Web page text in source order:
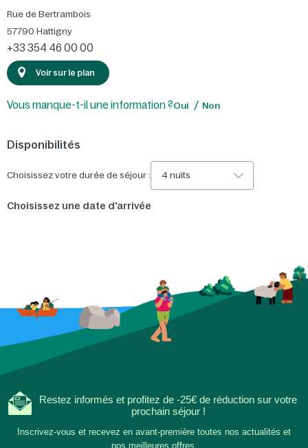
Rue de Bertrambois
57790 Hattigny
+33 354 46 00 00
Voir sur le plan
Vous manque-t-il une information ?Oui Non
Disponibilités
Choisissez votre durée de séjour : 4 nuits
Choisissez une date d'arrivée
Restez informés et profitez de -25€ de réduction sur votre
prochain séjour !
Inscrivez-vous et recevez en avant-première toutes nos actualités et
nos meilleures offres.